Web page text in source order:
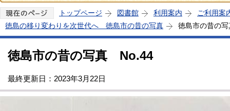
トップページ 図書館 利用案内
ご利用案
徳島の移り変わりを次世代へ 徳島市の昔の写真
徳島市の昔の
徳島市の昔の写真 No.44
最終更新日：2023年3月22日